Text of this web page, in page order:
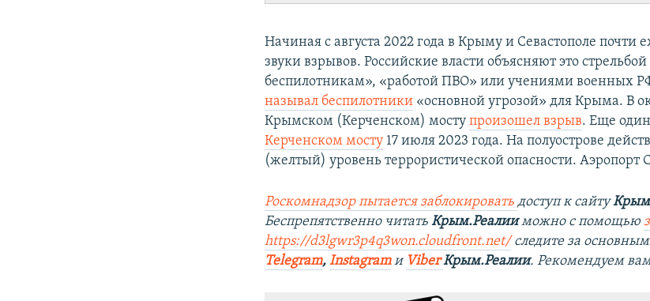
Начиная с августа 2022 года в Крыму и Севастополе
звуки взрывов. Российские власти объясняют это
беспилотникам», «работой ПВО» или учениями военных
называл беспилотники «основной угрозой» для Крыма. В
Крымском (Керченском) моступроизошел взрыв. Еще
Керченском мосту 17 июля 2023 года. На полуострове
(желтый) уровень террористической опасности. Аэропорт
Роскомнадзор пытается заблокировать доступ к сайту
Беспрепятственно читатьКрым.Реалииможно с помощью
https://d3lgwr3p4q3won.cloudfront.net/следите за
Telegram,Instagramи Viber Крым.Реалии. Рекомендуем